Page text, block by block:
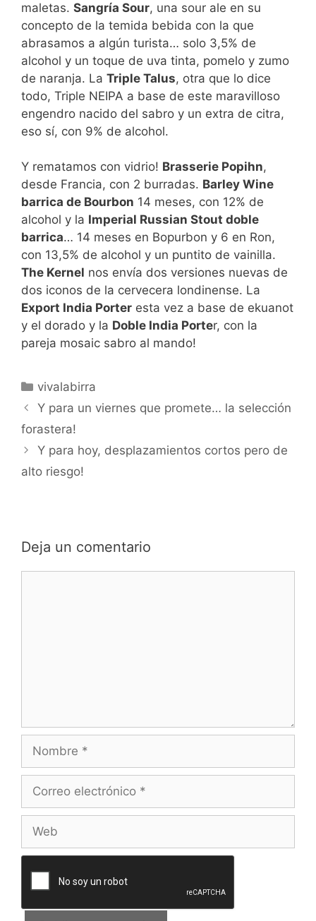
maletas. Sangría Sour, una sour ale en su
concepto de la temida bebida con la que
abrasamos a algún turista… solo 3,5% de
alcohol y un toque de uva tinta, pomelo y zumo
de naranja. La Triple Talus, otra que lo dice
todo, Triple NEIPA a base de este maravilloso
engendro nacido del sabro y un extra de citra,
eso sí, con 9% de alcohol.
Y rematamos con vidrio! Brasserie Popihn,
desde Francia, con 2 burradas. Barley Wine
barrica de Bourbon 14 meses, con 12% de
alcohol y la Imperial Russian Stout doble
barrica… 14 meses en Bopurbon y 6 en Ron,
con 13,5% de alcohol y un puntito de vainilla.
The Kernel nos envía dos versiones nuevas de
dos iconos de la cervecera londinense. La
Export India Porter esta vez a base de ekuanot
y el dorado y la Doble India Porter, con la
pareja mosaic sabro al mando!
Categorías
vivalabirra
Y para un viernes que promete… la selección
forastera!
Y para hoy, desplazamientos cortos pero de
alto riesgo!
Deja un comentario
Nombre
Correo
Web